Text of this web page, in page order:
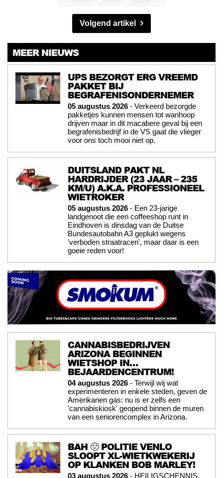
Volgend artikel
MEER NIEUWS
UPS BEZORGT ERG VREEMD
PAKKET BIJ
BEGRAFENISONDERNEMER
05 augustus 2026 - Verkeerd bezorgde
pakketjes kunnen mensen tot wanhoop
drijven maar in dit macabere geval bij een
begrafenisbedrijf in de VS gaat die vlieger
voor ons toch mooi niet op.
DUITSLAND PAKT NL
HARDRIJDER (23 JAAR – 235
KM/U) A.K.A. PROFESSIONEEL
WIETROKER
05 augustus 2026 - Een 23-jarige
landgenoot die een coffeeshop runt in
Eindhoven is dinsdag van de Duitse
Bundesautobahn A3 geplukt wegens
'verboden straatracen', maar daar is een
goeie reden voor!
CANNABISBEDRIJVEN
ARIZONA BEGINNEN
WIETSHOP IN…
BEJAARDENCENTRUM!
04 augustus 2026 - Terwijl wij wat
experimenteren in enkele steden, geven de
Amerikanen gas: nu is er zelfs een
'cannabiskiosk' geopend binnen de muren
van een seniorencomplex in Arizona.
BAH 🤢 POLITIE VENLO
SLOOPT XL-WIETKWEKERIJ
OP KLANKEN BOB MARLEY!
03 augustus 2026 - HEILIGSCHENNIS.